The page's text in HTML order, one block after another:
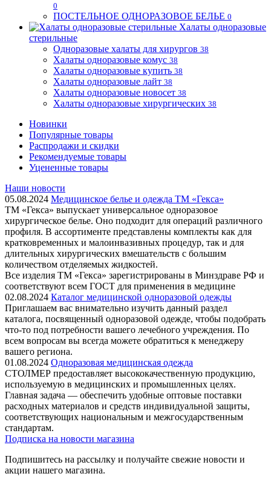
0
ПОСТЕЛЬНОЕ ОДНОРАЗОВОЕ БЕЛЬЕ 0
Халаты одноразовые
стерильные
Одноразовые халаты для хирургов 38
Халаты одноразовые комус 38
Халаты одноразовые купить 38
Халаты одноразовые лайт 38
Халаты одноразовые новосет 38
Халаты одноразовые хирургических 38
Новинки
Популярные товары
Распродажи и скидки
Рекомендуемые товары
Уцененные товары
Наши новости
05.08.2024 Медицинское белье и одежда ТМ «Гекса»
ТМ «Гекса» выпускает универсальное одноразовое
хирургическое белье. Оно подходит для операций различного
профиля. В ассортименте представлены комплекты как для
кратковременных и малоинвазивных процедур, так и для
длительных хирургических вмешательств с большим
количеством отделяемых жидкостей.
Все изделия ТМ «Гекса» зарегистрированы в Минздраве РФ и
соответствуют всем ГОСТ для применения в медицине
02.08.2024 Каталог медицинской одноразовой одежды
Приглашаем вас внимательно изучить данный раздел
каталога, посвященный одноразовой одежде, чтобы подобрать
что-то под потребности вашего лечебного учреждения. По
всем вопросам вы всегда можете обратиться к менеджеру
вашего региона.
01.08.2024 Одноразовая медицинская одежда
СТОЛМЕР предоставляет высококачественную продукцию,
используемую в медицинских и промышленных целях.
Главная задача — обеспечить удобные оптовые поставки
расходных материалов и средств индивидуальной защиты,
соответствующих национальным и межгосударственным
стандартам.
Подписка на новости магазина
Подпишитесь на рассылку и получайте свежие новости и
акции нашего магазина.